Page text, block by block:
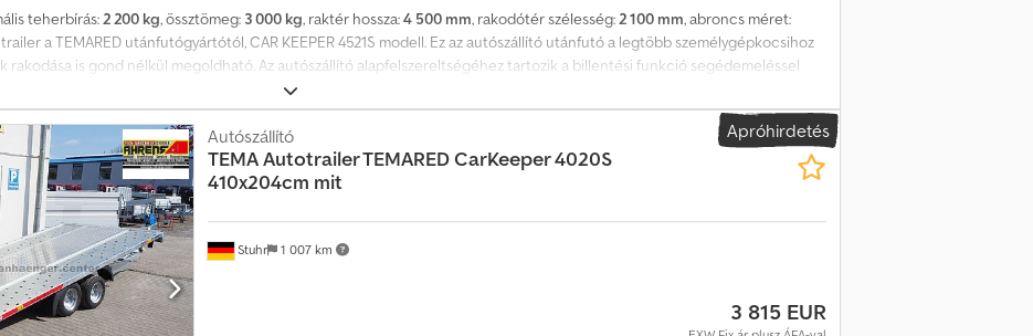
teherbírás:2 200 kg, össztömeg: 3 000 kg, raktér hossza:4 500 mm, rakodótér szélesség:2 100 mm, abroncs méret:
a TEMARED utánfutógyártótól, CAR KEEPER 4521S modell. Ez az autószállító utánfutó a legtöbb személygépkocsihoz
rakodása is gond nélkül megoldható. Az autószállító alapfelszereltségéhez tartozik a billentési funkció segédemeléssel
profil, rögzítőszemek, támaszkerék, csörlő tartóval, betolható rámpák, hegesztett, tűzihorganyzott váz és V vonórúd.
utánfutó zárt padozattal is elérhető. Tartozékok a trailerhez, mint fa padló, oldalfalak, szerszámosláda, autórögzítő
és lopásgátló berendezések is kedvező áron rendelhetők.
Apróhirdetés
Stuhr 1 007 km
Autószállító
TEMAAutotrailer TEMARED CarKeeper 4020S
410x204cm mit
3 815 EUR